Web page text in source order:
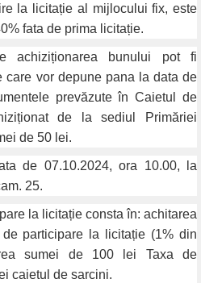
la licitație al mijlocului fix, este
fata de prima licitație.
achiziționarea bunului pot fi
care vor depune pana la data de
prevăzute în Caietul de
de la sediul Primăriei
de 50 lei.
de 07.10.2024, ora 10.00, la
25.
la licitație consta în: achitarea
participare la licitație (1% din
sumei de 100 lei Taxa de
caietul de sarcini.